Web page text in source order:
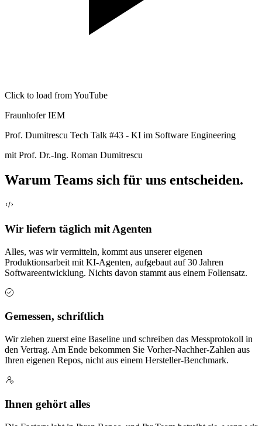
Click to load from YouTube
Fraunhofer IEM
Prof. Dumitrescu Tech Talk #43 - KI im Software Engineering
mit Prof. Dr.-Ing. Roman Dumitrescu
Warum Teams sich für uns entscheiden.
Wir liefern täglich mit Agenten
Alles, was wir vermitteln, kommt aus unserer eigenen
Produktionsarbeit mit KI-Agenten, aufgebaut auf 30 Jahren
Softwareentwicklung. Nichts davon stammt aus einem Foliensatz.
Gemessen, schriftlich
Wir ziehen zuerst eine Baseline und schreiben das Messprotokoll in
den Vertrag. Am Ende bekommen Sie Vorher-Nachher-Zahlen aus
Ihren eigenen Repos, nicht aus einem Hersteller-Benchmark.
Ihnen gehört alles